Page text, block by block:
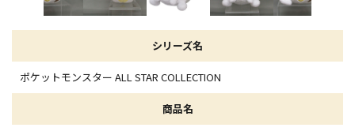
シリーズ名
ポケットモンスター ALL STAR COLLECTION
商品名